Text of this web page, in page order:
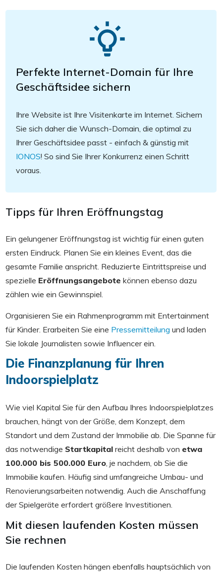
Perfekte Internet-Domain für Ihre
Geschäftsidee sichern
Ihre Website ist Ihre Visitenkarte im Internet. Sichern
Sie sich daher die Wunsch-Domain, die optimal zu
Ihrer Geschäftsidee passt - einfach & günstig mit
IONOS! So sind Sie Ihrer Konkurrenz einen Schritt
voraus.
Tipps für Ihren Eröffnungstag
Ein gelungener Eröffnungstag ist wichtig für einen guten
ersten Eindruck. Planen Sie ein kleines Event, das die
gesamte Familie anspricht. Reduzierte Eintrittspreise und
spezielle Eröffnungsangebote können ebenso dazu
zählen wie ein Gewinnspiel.
Organisieren Sie ein Rahmenprogramm mit Entertainment
für Kinder. Erarbeiten Sie eine Pressemitteilung und laden
Sie lokale Journalisten sowie Influencer ein.
Die Finanzplanung für Ihren
Indoorspielplatz
Wie viel Kapital Sie für den Aufbau Ihres Indoorspielplatzes
brauchen, hängt von der Größe, dem Konzept, dem
Standort und dem Zustand der Immobilie ab. Die Spanne für
das notwendige Startkapital reicht deshalb von etwa
100.000 bis 500.000 Euro , je nachdem, ob Sie die
Immobilie kaufen. Häufig sind umfangreiche Umbau- und
Renovierungsarbeiten notwendig. Auch die Anschaffung
der Spielgeräte erfordert größere Investitionen.
Mit diesen laufenden Kosten müssen
Sie rechnen
Die laufenden Kosten hängen ebenfalls hauptsächlich von